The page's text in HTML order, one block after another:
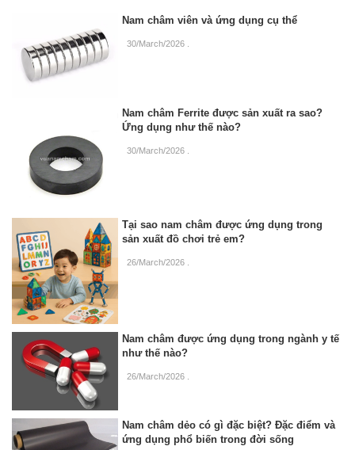
Nam châm viên và ứng dụng cụ thể
30/March/2026
Nam châm Ferrite được sản xuất ra sao?
Ứng dụng như thế nào?
30/March/2026
Tại sao nam châm được ứng dụng trong
sản xuất đồ chơi trẻ em?
26/March/2026
Nam châm được ứng dụng trong ngành y tế
như thế nào?
26/March/2026 .
Nam châm dẻo có gì đặc biệt? Đặc điểm và
ứng dụng phổ biến trong đời sống